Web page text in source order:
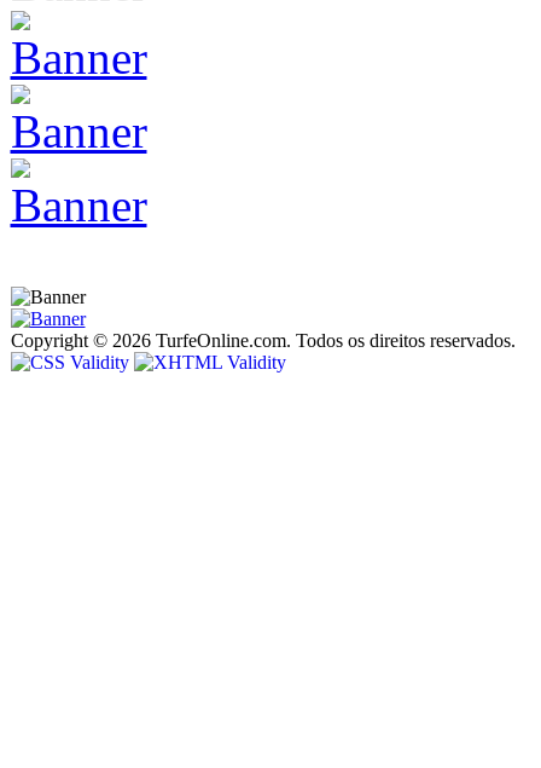
Copyright © 2026 TurfeOnline.com. Todos os direitos reservados.